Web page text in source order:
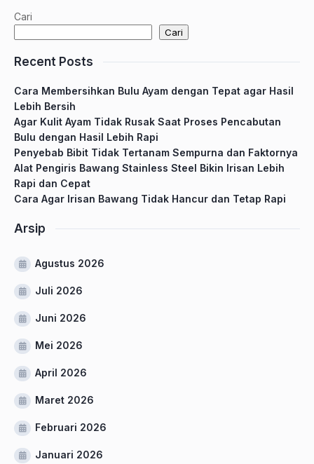
Cari
Cari
Recent Posts
Cara Membersihkan Bulu Ayam dengan Tepat agar Hasil
Lebih Bersih
Agar Kulit Ayam Tidak Rusak Saat Proses Pencabutan
Bulu dengan Hasil Lebih Rapi
Penyebab Bibit Tidak Tertanam Sempurna dan Faktornya
Alat Pengiris Bawang Stainless Steel Bikin Irisan Lebih
Rapi dan Cepat
Cara Agar Irisan Bawang Tidak Hancur dan Tetap Rapi
Arsip
Agustus 2026
Juli 2026
Juni 2026
Mei 2026
April 2026
Maret 2026
Februari 2026
Januari 2026